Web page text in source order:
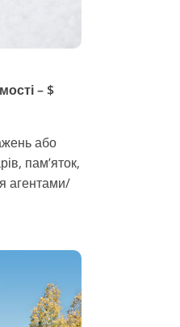
– $
або
пам’яток,
агентами/